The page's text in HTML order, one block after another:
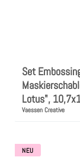
Set
Lotus",
Vaessen Creative
NEU